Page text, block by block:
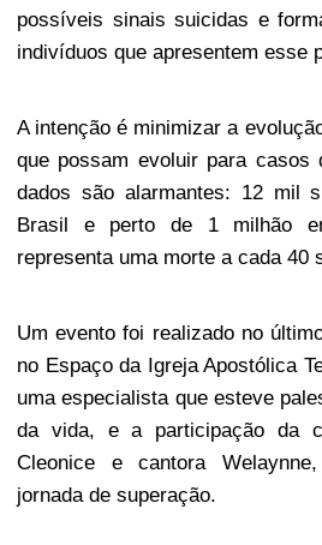
possíveis sinais suicidas e
indivíduos que apresentem esse
A intenção é minimizar a
que possam evoluir para casos
dados são alarmantes: 12 mil
Brasil e perto de 1 milhão
representa uma morte a cada 40
Um evento foi realizado no
no Espaço da Igreja Apostólica
uma especialista que esteve
da vida, e a participação da
Cleonice e cantora
jornada de superação.